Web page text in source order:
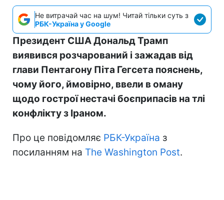
Не витрачай час на шум! Читай тільки суть з
РБК-Україна у Google
Президент США Дональд Трамп
виявився розчарований і зажадав від
глави Пентагону Піта Гегсета пояснень,
чому його, ймовірно, ввели в оману
щодо гострої нестачі боєприпасів на тлі
конфлікту з Іраном.
Про це повідомляє РБК-Україна з
посиланням на The Washington Post.